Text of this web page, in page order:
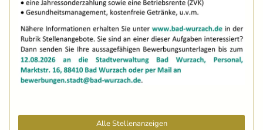
Alle Stellenanzeigen